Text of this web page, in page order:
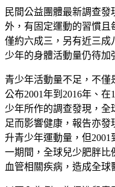
民間公益團體最新調查
外，有固定運動的習慣且
僅約六成三，另有近三成
少年的身體活動量仍待加
青少年活動量不足，不僅
公布2001年到2016年、在
少年所作的調查發現，全
足而影響健康，報告亦
升青少年運動量，但2001
一期間，全球兒少肥胖比
血管相關疾病，造成全球